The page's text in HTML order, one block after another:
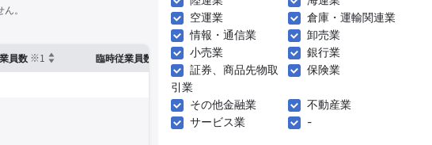
。
員数 ※1 臨時従業員数 確認した有報締日
空運業
倉庫・運輸関連業
情報・通信業
卸売業
小売業
銀行業
証券、商品先物取
引業
保険業
その他金融業
不動産業
サービス業
-